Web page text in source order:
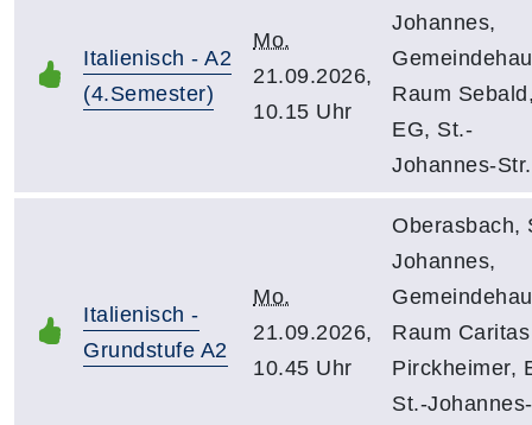
Italienisch - A2
(4.Semester)
Mo.
21.09.2026,
10.15 Uhr
Johannes,
Raum
EG, St.-
Johannes-
Italienisch -
Grundstufe A2
Mo.
21.09.2026,
10.45 Uhr
Oberasbach,
Johannes,
Raum Caritas
Pirckheimer,
St.-Johannes-